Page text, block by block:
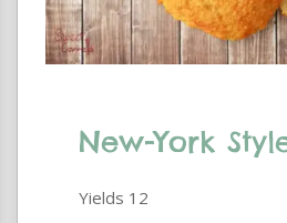
New-York
Yields 12